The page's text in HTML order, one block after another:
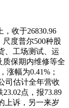
收于26830.96
度普尔500种股
、工场测试、运
保期内维修等全
涨幅为0.41%；
司估计全年营收
点，报73.89
上诉，另一来岁